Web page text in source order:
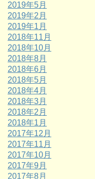
2019年5月
2019年2月
2019年1月
2018年11月
2018年10月
2018年8月
2018年6月
2018年5月
2018年4月
2018年3月
2018年2月
2018年1月
2017年12月
2017年11月
2017年10月
2017年9月
2017年8月